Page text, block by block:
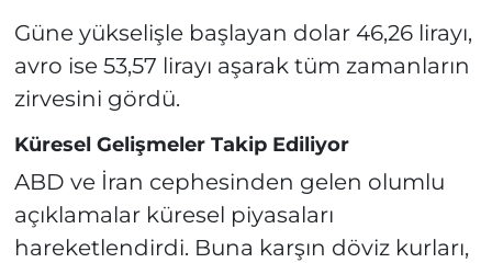
Güne yükselişle başlayan dolar 46,26 lirayı,
avro ise 53,57 lirayı aşarak tüm zamanların
zirvesini gördü.
Küresel Gelişmeler Takip Ediliyor
ABD ve İran cephesinden gelen olumlu
açıklamalar küresel piyasaları
hareketlendirdi. Buna karşın döviz kurları,